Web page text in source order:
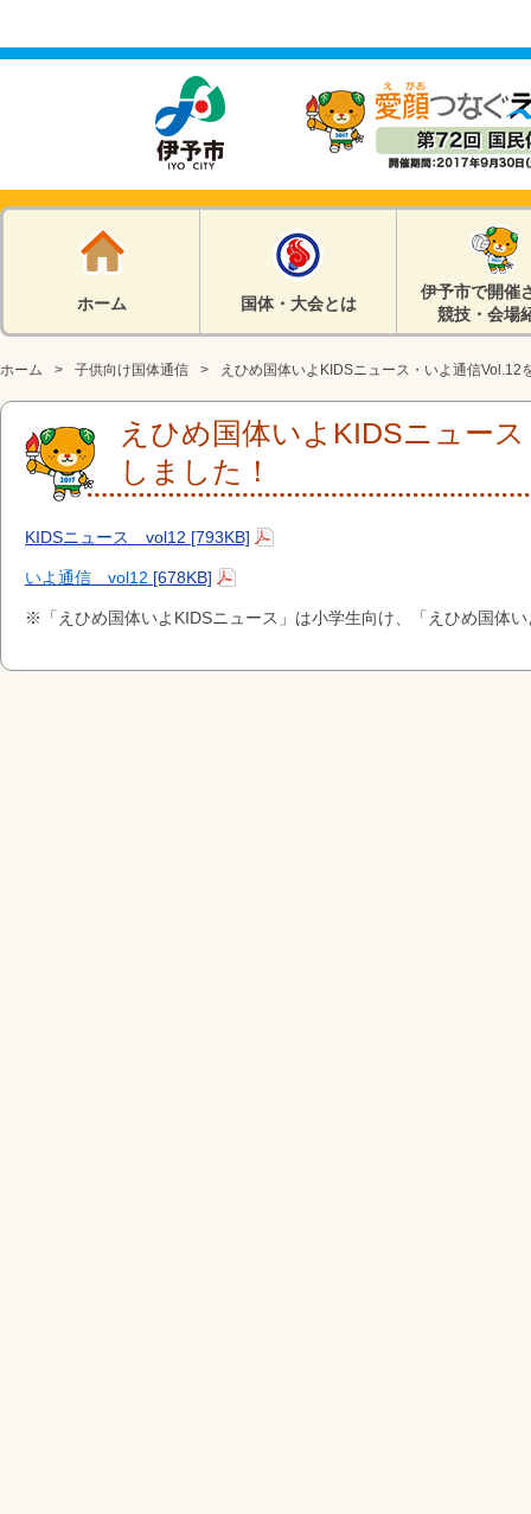
ホーム 国体・大会とは
伊予市で開催
競技・会場
ホーム 子供向け国体通信 えひめ国体いよKIDSニュース・いよ通信Vol.12
えひめ国体いよKIDSニュー
しました！
KIDSニュース vol12 [793KB]
いよ通信 vol12 [678KB]
※「えひめ国体いよKIDSニュース」は小学生向け、「えひめ国体